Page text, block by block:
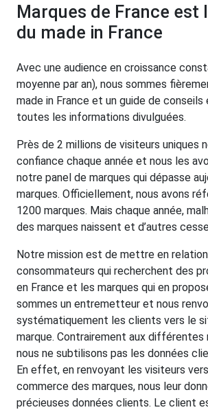
Marques de France est
du made in France
Avec une audience en croissance
moyenne par an), nous sommes
made in France et un guide de conseils
toutes les informations divulguées.
Près de 2 millions de visiteurs uniques
confiance chaque année et nous les
notre panel de marques qui dépasse
marques. Officiellement, nous avons
1200 marques. Mais chaque année,
des marques naissent et d’autres
Notre mission est de mettre en
consommateurs qui recherchent des
en France et les marques qui en
sommes un entremetteur et nous
systématiquement les clients vers le
marque. Contrairement aux différentes
nous ne subtilisons pas les données
En effet, en renvoyant les visiteurs
commerce des marques, nous leur
précieuses données clients. Le client